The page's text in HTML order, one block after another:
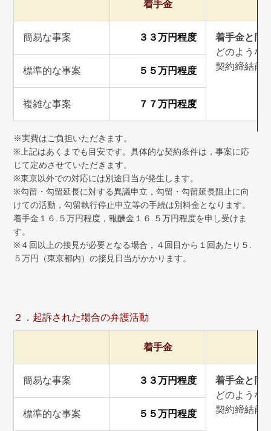
着手金
簡易な事案 ３３万円程度
着手金と同
どのような
契約締結前
標準的な事案 ５５万円程度
複雑な事案 ７７万円程度
※実費はご負担いただきます。
※上記はあくまでも目安です。具体的な契約条件は，事案に応
じて定めさせていただきます。
※東京以外での対応には別途日当が発生します。
※勾留・勾留延長に対する異議申立，勾留・勾留延長阻止に向
けての活動，勾留執行停止申立等の手続は別料金となります。
着手金１６.５万円程度，報酬金１６.５万円程度を申し受けま
す。
※４回以上の接見が必要となる場合，４回目から１回あたり５.
５万円（東京都内）の接見日当がかかります。
２．起訴された場合の弁護活動
着手金
簡易な事案 ３３万円程度
着手金と同
どのような
契約締結前
標準的な事案 ５５万円程度